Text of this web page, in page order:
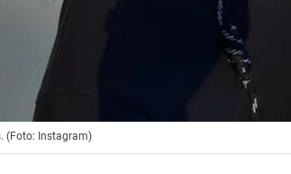
(Foto: Instagram)